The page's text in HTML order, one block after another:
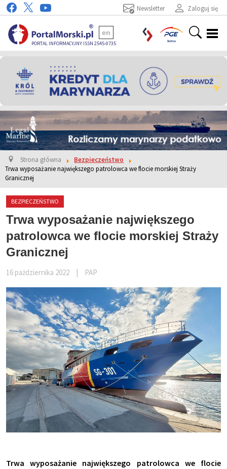
Zaloguj się
Newsletter
PORTAL INFORMACYJNY ISSN 2545-0735
en
Strona główna
Bezpieczeństwo
Trwa wyposażanie największego patrolowca we flocie morskiej Straży
Granicznej
BEZPIECZEŃSTWO
Trwa wyposażanie największego
patrolowca we flocie morskiej Straży
Granicznej
16 pażdziernika 2022 PAP
Trwa wyposażanie największego patrolowca we flocie